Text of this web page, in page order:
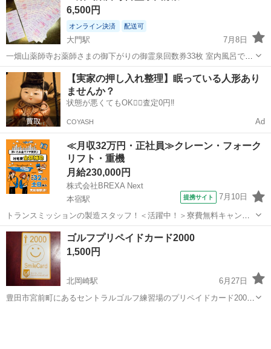
28年12月31日まで...6,500円
オンライン決済 配送可
大門駅
7月8日
一畑山薬師寺お薬師さまの御下がりの御霊泉回数券33枚 室内風呂です
が大きな窓から露天風呂気分味わえる季節折々の景色もすごくいい。
通常はご祈祷してから御下がりの湯をいただく。 飲める温泉 30枚は
28年12月31日まで...
愛知 岡崎市 大門駅 プリペイドカード 一畑山薬師寺
【実家の押し入れ整理】眠っている人形あり
ませんか？
状態が悪くてもOK🙆‍♀️査定0円‼️
COYASH Ad
≪月収32万円・正社員≫クレーン・フォーク
リフト・重機
月給230,000円
株式会社BREXA Next
本宿駅
提携サイト 7月10日
トランスミッションの製造スタッフ！＜活躍中！＞寮費無料キャンペ
ーン実施中★稼げる2交替勤務！安定の日給月給制！昇給＆業績賞与あ
り！月収例31万円以上可！年間休日167日！《愛知県岡崎市》 人気の
工場のお仕事 ◇トランスミッ...
愛知 岡崎市 本宿駅 その他
ゴルフプリペイドカード2000
1,500円
北岡崎駅
6月27日
豊田市宮前町にあるセントラルゴルフ練習場のプリペイドカード2000